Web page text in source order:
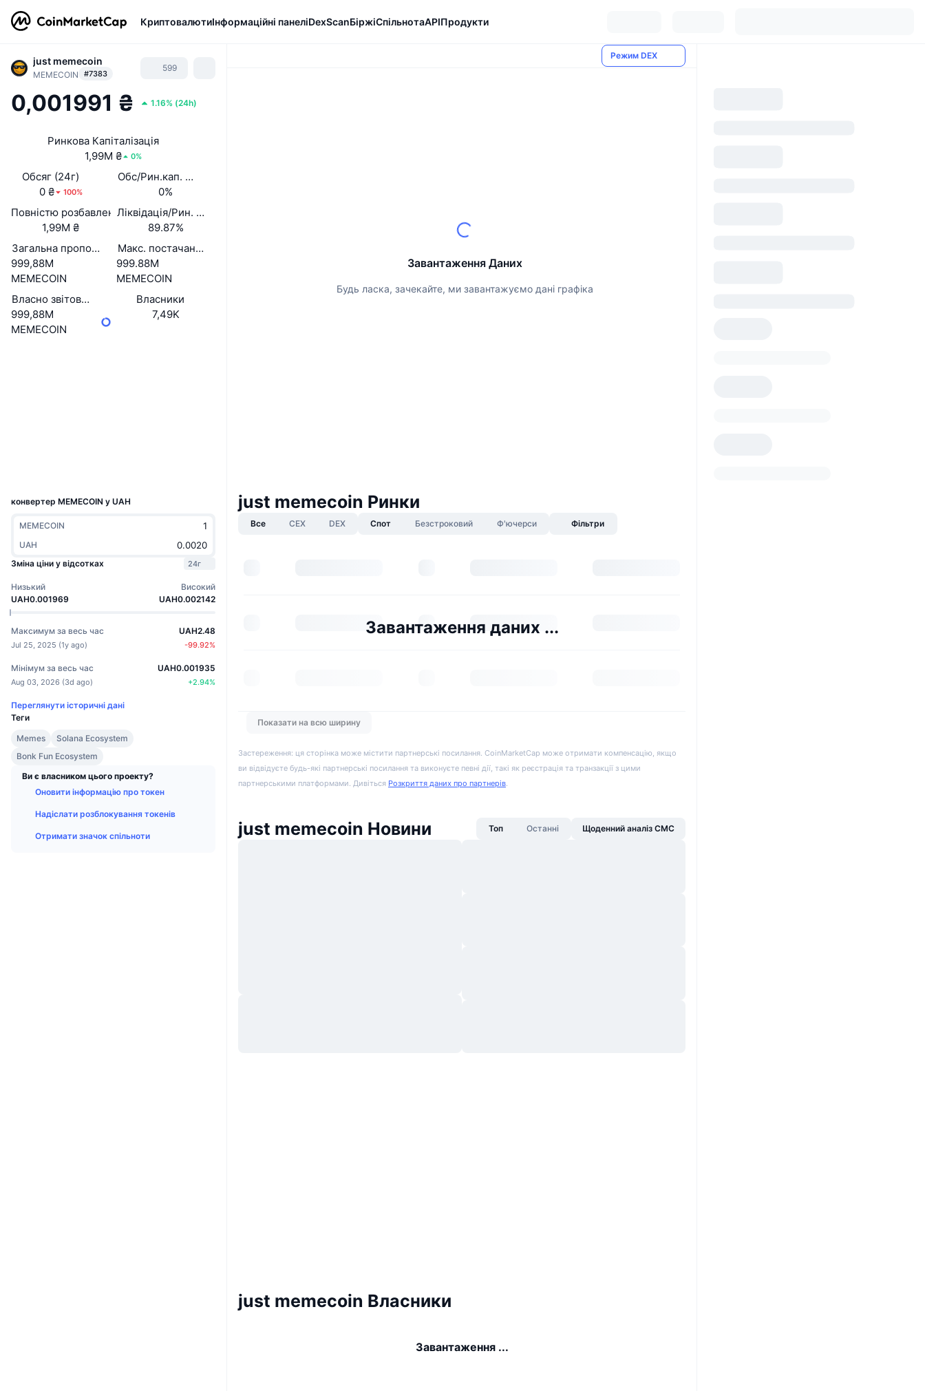
КриптовалютиІнформаційні панеліDexScanБіржіСпільнотаAPIПродукти
just memecoin
MEMECOIN #7383
599
0,001991 ₴ 1.16% (24h)
Ринкова Капіталізація
1,99M ₴
0%
Обсяг (24г)
0 ₴
100%
Обс/Рин.кап. (24 год.)
0%
Повністю розбавлена вартість (FDV)
1,99M ₴
Ліквідація/Рин. кап.
89.87%
Загальна пропозиція
999,88M
MEMECOIN
Макс. постачання
999.88M
MEMECOIN
Власно звітована циркуляційна пропозиція
999,88M
MEMECOIN
Власники
7,49K
конвертер MEMECOIN у UAH
MEMECOIN
UAH
Зміна ціни у відсотках
24г
Низький
UAH0.001969
Високий
UAH0.002142
Максимум за весь час
Jul 25, 2025 (1y ago)
UAH2.48
-99.92%
Мінімум за весь час
Aug 03, 2026 (3d ago)
UAH0.001935
+2.94%
Переглянути історичні дані
Теги
Memes
Solana Ecosystem
Bonk Fun Ecosystem
Ви є власником цього проекту?
Оновити інформацію про токен
Надіслати розблокування токенів
Отримати значок спільноти
Режим DEX
Завантаження Даних
Будь ласка, зачекайте, ми завантажуємо дані графіка
just memecoin Ринки
Все CEX DEX Спот Безстроковий Ф'ючерси Фільтри
Завантаження даних ...
Показати на всю ширину
Застереження: ця сторінка може містити партнерські посилання. CoinMarketCap може отримати компенсацію, якщо
ви відвідуєте будь-які партнерські посилання та виконуєте певні дії, такі як реєстрація та транзакції з цими
партнерськими платформами. Дивіться Розкриття даних про партнерів.
just memecoin Новини Топ Останні Щоденний аналіз CMC
just memecoin Власники
Завантаження ...